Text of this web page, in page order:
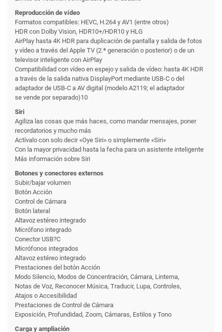
Reproducción de vídeo
Formatos compatibles: HEVC, H.264 y AV1 (entre otros)
HDR con Dolby Vision, HDR10+/HDR10 y HLG
AirPlay hasta 4K HDR para duplicación de pantalla y salida de fotos
y vídeo a través del Apple TV (2.ª generación o posterior) o de un
televisor inteligente con AirPlay
Compati­bilidad con vídeo en espejo y salida de vídeo: hasta 4K HDR
a través de la salida nativa DisplayPort mediante USB-C o del
adaptador de USB-C a AV digital (modelo A2119; el adaptador
se vende por separado)10
Siri
Agiliza las cosas que más haces, como mandar mensajes, poner
recordatorios y mucho más
Actívalo con solo decir «Oye Siri» o simplemente «Siri»
Con la mayor privacidad hasta la fecha para un asistente inteligente
Más información sobre Siri
Botones y conectores externos
Subir/bajar volumen
Botón Acción
Control de Cámara
Botón lateral
Altavoz estéreo integrado
Micrófono integrado
Conector USB?C
Micrófonos integrados
Altavoz estéreo integrado
Prestaciones del botón Acción
Modo Silencio, Modos de Concentración, Cámara, Linterna,
Notas de Voz, Reconocer Música, Traducir, Lupa, Controles,
Atajos o Accesibilidad
Prestaciones de Control de Cámara
Exposición, Profundidad, Zoom, Cámaras, Estilos y Tono
Carga y ampliación